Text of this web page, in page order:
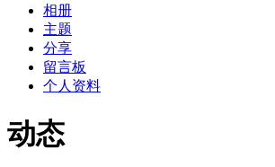
相册
主题
分享
留言板
个人资料
动态